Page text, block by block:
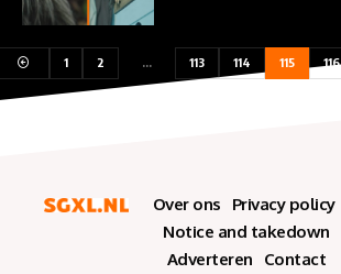
1 2 … 113 114 115 116
Over ons
Privacy policy
Notice and takedown
Adverteren
Contact